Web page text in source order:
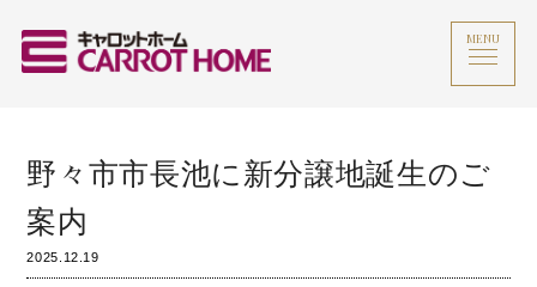
MENU
野々市市長池に新分譲地誕生のご
案内
2025.12.19